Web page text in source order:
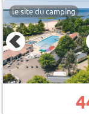
le site du camping